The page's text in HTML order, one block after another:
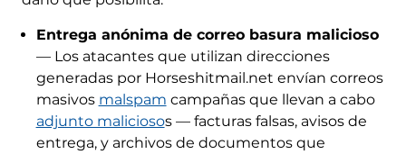
Entrega anónima de correo basura malicioso
— Los atacantes que utilizan direcciones
generadas por Horseshitmail.net envían correos
masivos malspam campañas que llevan a cabo
adjunto maliciosos — facturas falsas, avisos de
entrega, y archivos de documentos que